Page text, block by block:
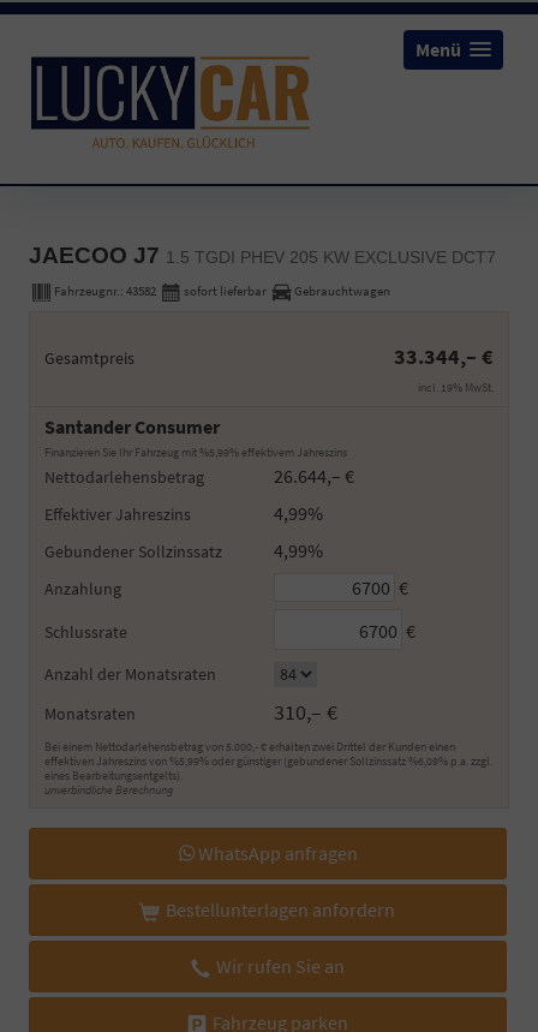
Menü
JAECOO J7 1.5 TGDI PHEV 205 KW EXCLUSIVE DCT7
Fahrzeugnr.: 43582 sofort lieferbar Gebrauchtwagen
Gesamtpreis 33.344,– €
incl. 19% MwSt.
Santander Consumer
Finanzieren Sie Ihr Fahrzeug mit %5,99% effektivem Jahreszins
Nettodarlehensbetrag 26.644,– €
Effektiver Jahreszins 4,99%
Gebundener Sollzinssatz 4,99%
Anzahlung €
Schlussrate €
Anzahl der Monatsraten
Monatsraten
310,– €
Bei einem Nettodarlehensbetrag von 5.000,- € erhalten zwei Drittel der Kunden einen
effektiven Jahreszins von %5,99% oder günstiger (gebundener Sollzinssatz %6,09% p.a. zzgl.
eines Bearbeitungsentgelts).
unverbindliche Berechnung
WhatsApp anfragen
Bestellunterlagen anfordern
Wir rufen Sie an
Fahrzeug parken